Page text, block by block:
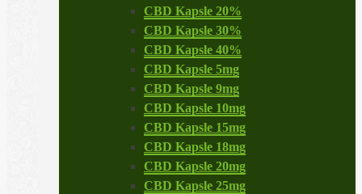
CBD Kapsle 20%
CBD Kapsle 30%
CBD Kapsle 40%
CBD Kapsle 5mg
CBD Kapsle 9mg
CBD Kapsle 10mg
CBD Kapsle 15mg
CBD Kapsle 18mg
CBD Kapsle 20mg
CBD Kapsle 25mg